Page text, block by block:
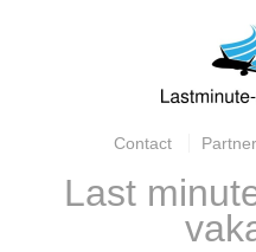
Contact
Last